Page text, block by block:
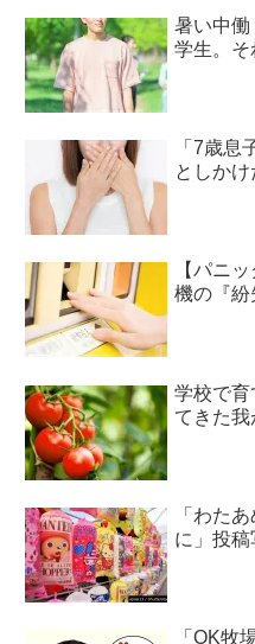
暑い中働
学生。
「7歳息
としか
【パニ
機の『紛
学校で育
てきた
「わた
に」投
「OK牧